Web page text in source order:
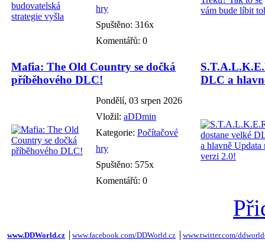
hry
Spuštěno: 316x
Komentářů: 0
Mafia: The Old Country se dočká
příběhového DLC!
Pondělí, 03 srpen 2026
Vložil: aDDmin
Kategorie: Počítačové
hry
Spuštěno: 575x
Komentářů: 0
DLC a
www.DDWorld.cz www.facebook.com/DDWorld.cz www.twitter.com/